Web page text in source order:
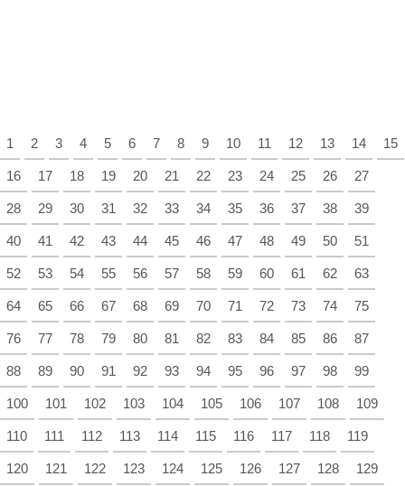
1 2 3 4 5 6 7 8 9 10 11 12 13 14 15
16 17 18 19 20 21 22 23 24 25 26 27
28 29 30 31 32 33 34 35 36 37 38 39
40 41 42 43 44 45 46 47 48 49 50 51
52 53 54 55 56 57 58 59 60 61 62 63
64 65 66 67 68 69 70 71 72 73 74 75
76 77 78 79 80 81 82 83 84 85 86 87
88 89 90 91 92 93 94 95 96 97 98 99
100 101 102 103 104 105 106 107 108 109
110 111 112 113 114 115 116 117 118 119
120 121 122 123 124 125 126 127 128 129